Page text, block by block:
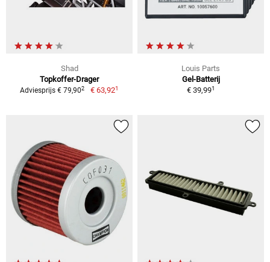
Shad
Topkoffer-Drager
Adviesprijs € 79,902 € 63,921
Louis Parts
Gel-Batterij
€ 39,991